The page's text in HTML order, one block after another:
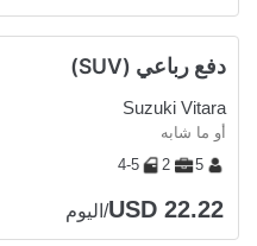
دفع رباعي (SUV)
Suzuki Vitara
أو ما شابه
5
2
4-5
USD 22.22/اليوم